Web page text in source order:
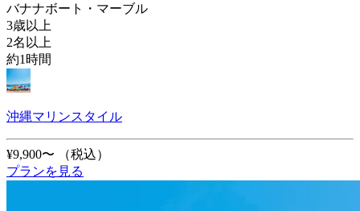
バナナボート・マーブル
3歳以上
2名以上
約1時間
沖縄マリンスタイル
¥9,900〜
（税込）
プランを見る